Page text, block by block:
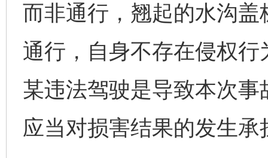
而非通行，翘起的水沟
通行，自身不存在侵权
某违法驾驶是导致本次
应当对损害结果的发生承